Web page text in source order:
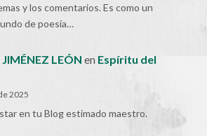
y los comentarios. Es como un
de poesía…
LEÓN en Espíritu del
2025
en tu Blog estimado maestro.